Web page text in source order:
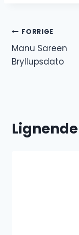
FORRIGE
Manu Sareen
Bryllupsdato